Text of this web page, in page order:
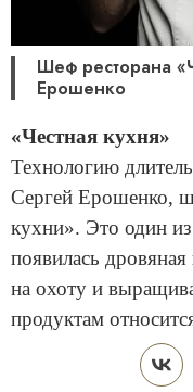
Шеф ресторана
Ерошенко
«Честная кухня»
Технологию
Сергей Ерошенко,
кухни». Это один
появилась
на охоту и
продуктам
представлены
но все рекорды